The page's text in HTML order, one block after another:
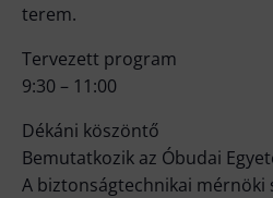
terem.
Tervezett program
9:30 – 11:00
Dékáni köszöntő
Bemutatkozik az Óbudai
A biztonságtechnikai mérnöki